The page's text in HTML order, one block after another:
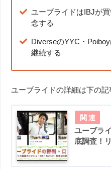
ユーブライドはIBJが
念する
DiverseのYYC・
継続する
ユーブライドの詳細は下の記
ユーブラ
底調査！